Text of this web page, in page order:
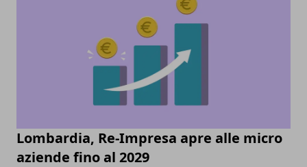
Lombardia, Re-Impresa apre alle micro
aziende fino al 2029